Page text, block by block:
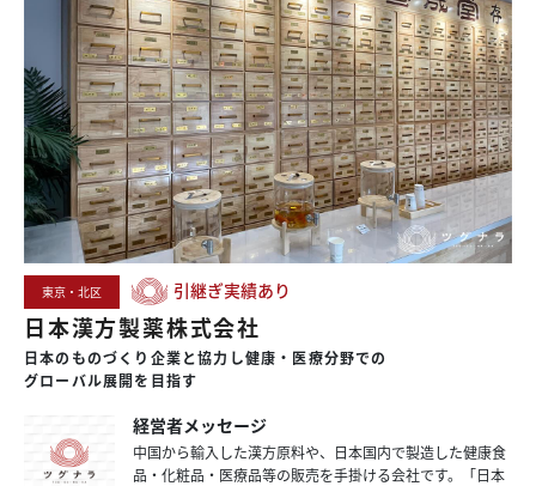
東京・北区 引継ぎ実績あり
日本漢方製薬株式会社
日本の ものづくり企業と協力し健康・ 医療分野での
グローバル展開を 目指す
経営者メッセージ
中国から輸入した漢方原料や、日本国内で製造した健康食
品・化粧品・医療品等の販売を手掛ける会社です。「日本